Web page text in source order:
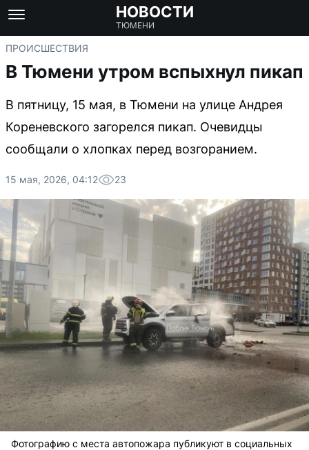
НОВОСТИ
ТЮМЕНИ
ПРОИСШЕСТВИЯ
В Тюмени утром вспыхнул пикап
В пятницу, 15 мая, в Тюмени на улице Андрея
Кореневского загорелся пикап. Очевидцы
сообщали о хлопках перед возгоранием.
15 мая, 2026, 04:12 23
Фотографию с места автопожара публикуют в социальных